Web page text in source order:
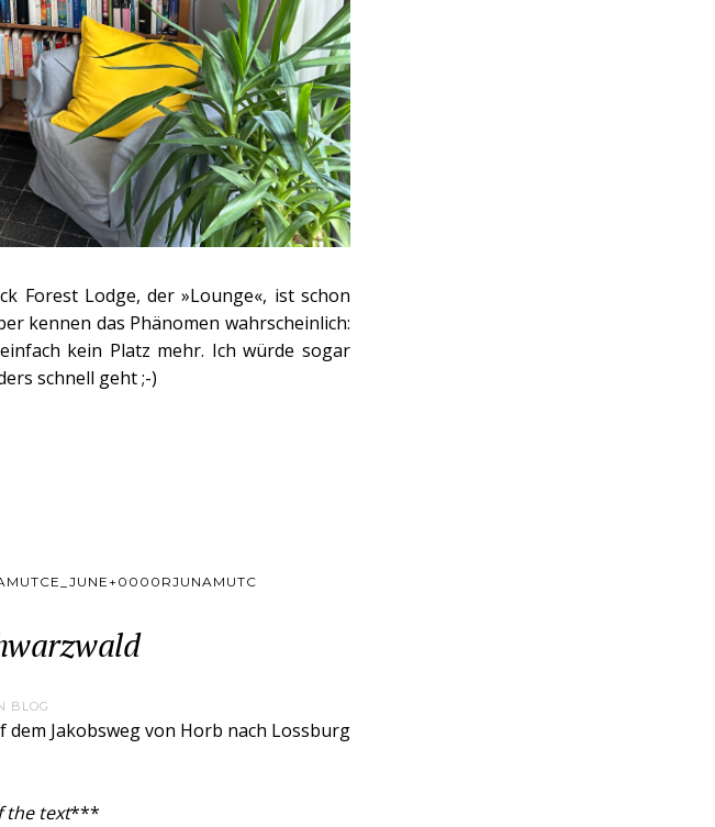
Forest Lodge, der »Lounge«, ist schon
kennen das Phänomen wahrscheinlich:
kein Platz mehr. Ich würde sogar
schnell geht ;-)
BLOG
Jakobsweg von Horb nach Lossburg
the text***